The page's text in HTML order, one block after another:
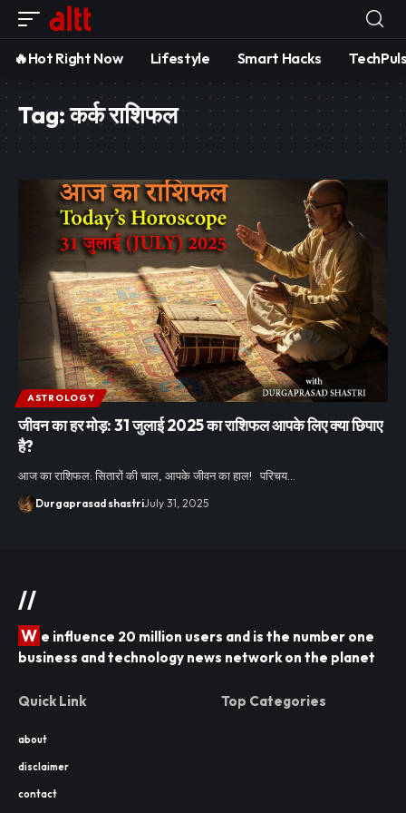
🔥Hot Right Now Lifestyle Smart Hacks
Tag:कर्क राशिफल
ASTROLOGY
जीवन का हर मोड़: 31 जुलाई 2025 का राशिफल आपके लिए क्या छिपाए
है?
आज का राशिफल: सितारों की चाल, आपके जीवन का हाल! परिचय…
Durgaprasad shastriJuly 31, 2025
//
W e influence 20 million users and is the number one
business and technology news network on the planet
Quick Link
about
disclaimer
contact
Top Categories